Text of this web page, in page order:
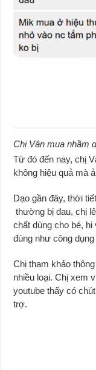
Chị Vân mua nhầm
Từ đó đến nay, chị
không hiệu quả mà
Dạo gần đây, thời
thường bị đau, chị
chất dùng cho bé,
đúng như công
Chị tham khảo
nhiều loại. Chị xem
youtube thấy có
trợ.